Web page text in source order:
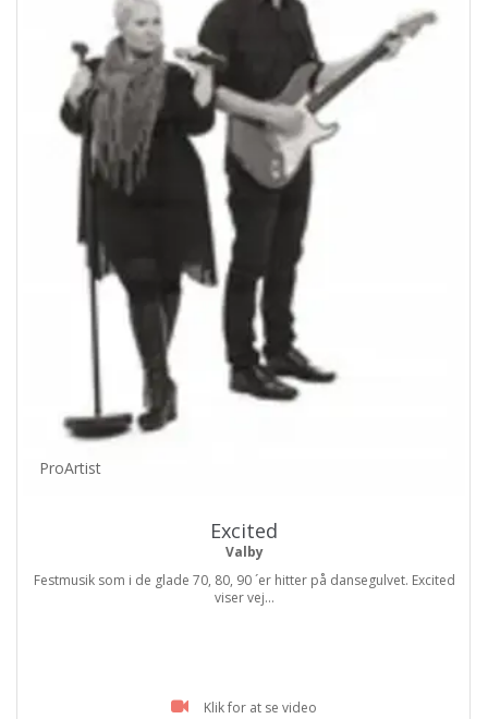
ProArtist
Excited
Valby
Festmusik som i de glade 70, 80, 90 ´er hitter på dansegulvet. Excited
viser vej...
Klik for at se video